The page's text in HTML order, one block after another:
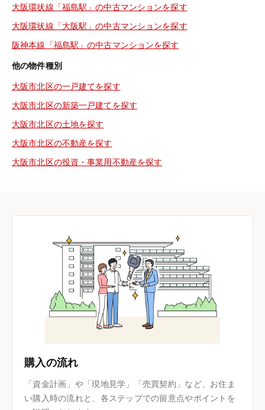
大阪環状線「福島駅」の中古マンションを探す
大阪環状線「大阪駅」の中古マンションを探す
阪神本線「福島駅」の中古マンションを探す
他の物件種別
大阪市北区の一戸建てを探す
大阪市北区の新築一戸建てを探す
大阪市北区の土地を探す
大阪市北区の不動産を探す
大阪市北区の投資・事業用不動産を探す
購入の流れ
「資金計画」や「現地見学」「売買契約」など、お住ま
い購入時の流れと、各ステップでの留意点やポイントを